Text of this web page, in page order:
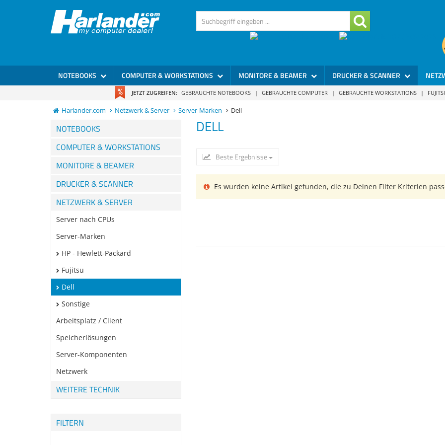
NOTEBOOKS COMPUTER & WORKSTATIONS MONITORE & BEAMER DRUCKER & SCANNER
JETZT ZUGREIFEN: GEBRAUCHTE NOTEBOOKS | GEBRAUCHTE COMPUTER | GEBRAUCHTE WORKSTATIONS |
Harlander.com Netzwerk & Server Server-Marken Dell
NOTEBOOKS
COMPUTER & WORKSTATIONS
MONITORE & BEAMER
DRUCKER & SCANNER
NETZWERK & SERVER
Server nach CPUs
Server-Marken
HP - Hewlett-Packard
Fujitsu
Dell
Sonstige
Arbeitsplatz / Client
Speicherlösungen
Server-Komponenten
Netzwerk
WEITERE TECHNIK
FILTERN
DELL
Beste Ergebnisse
Es wurden keine Artikel gefunden, die zu Deinen Filter Kriterien